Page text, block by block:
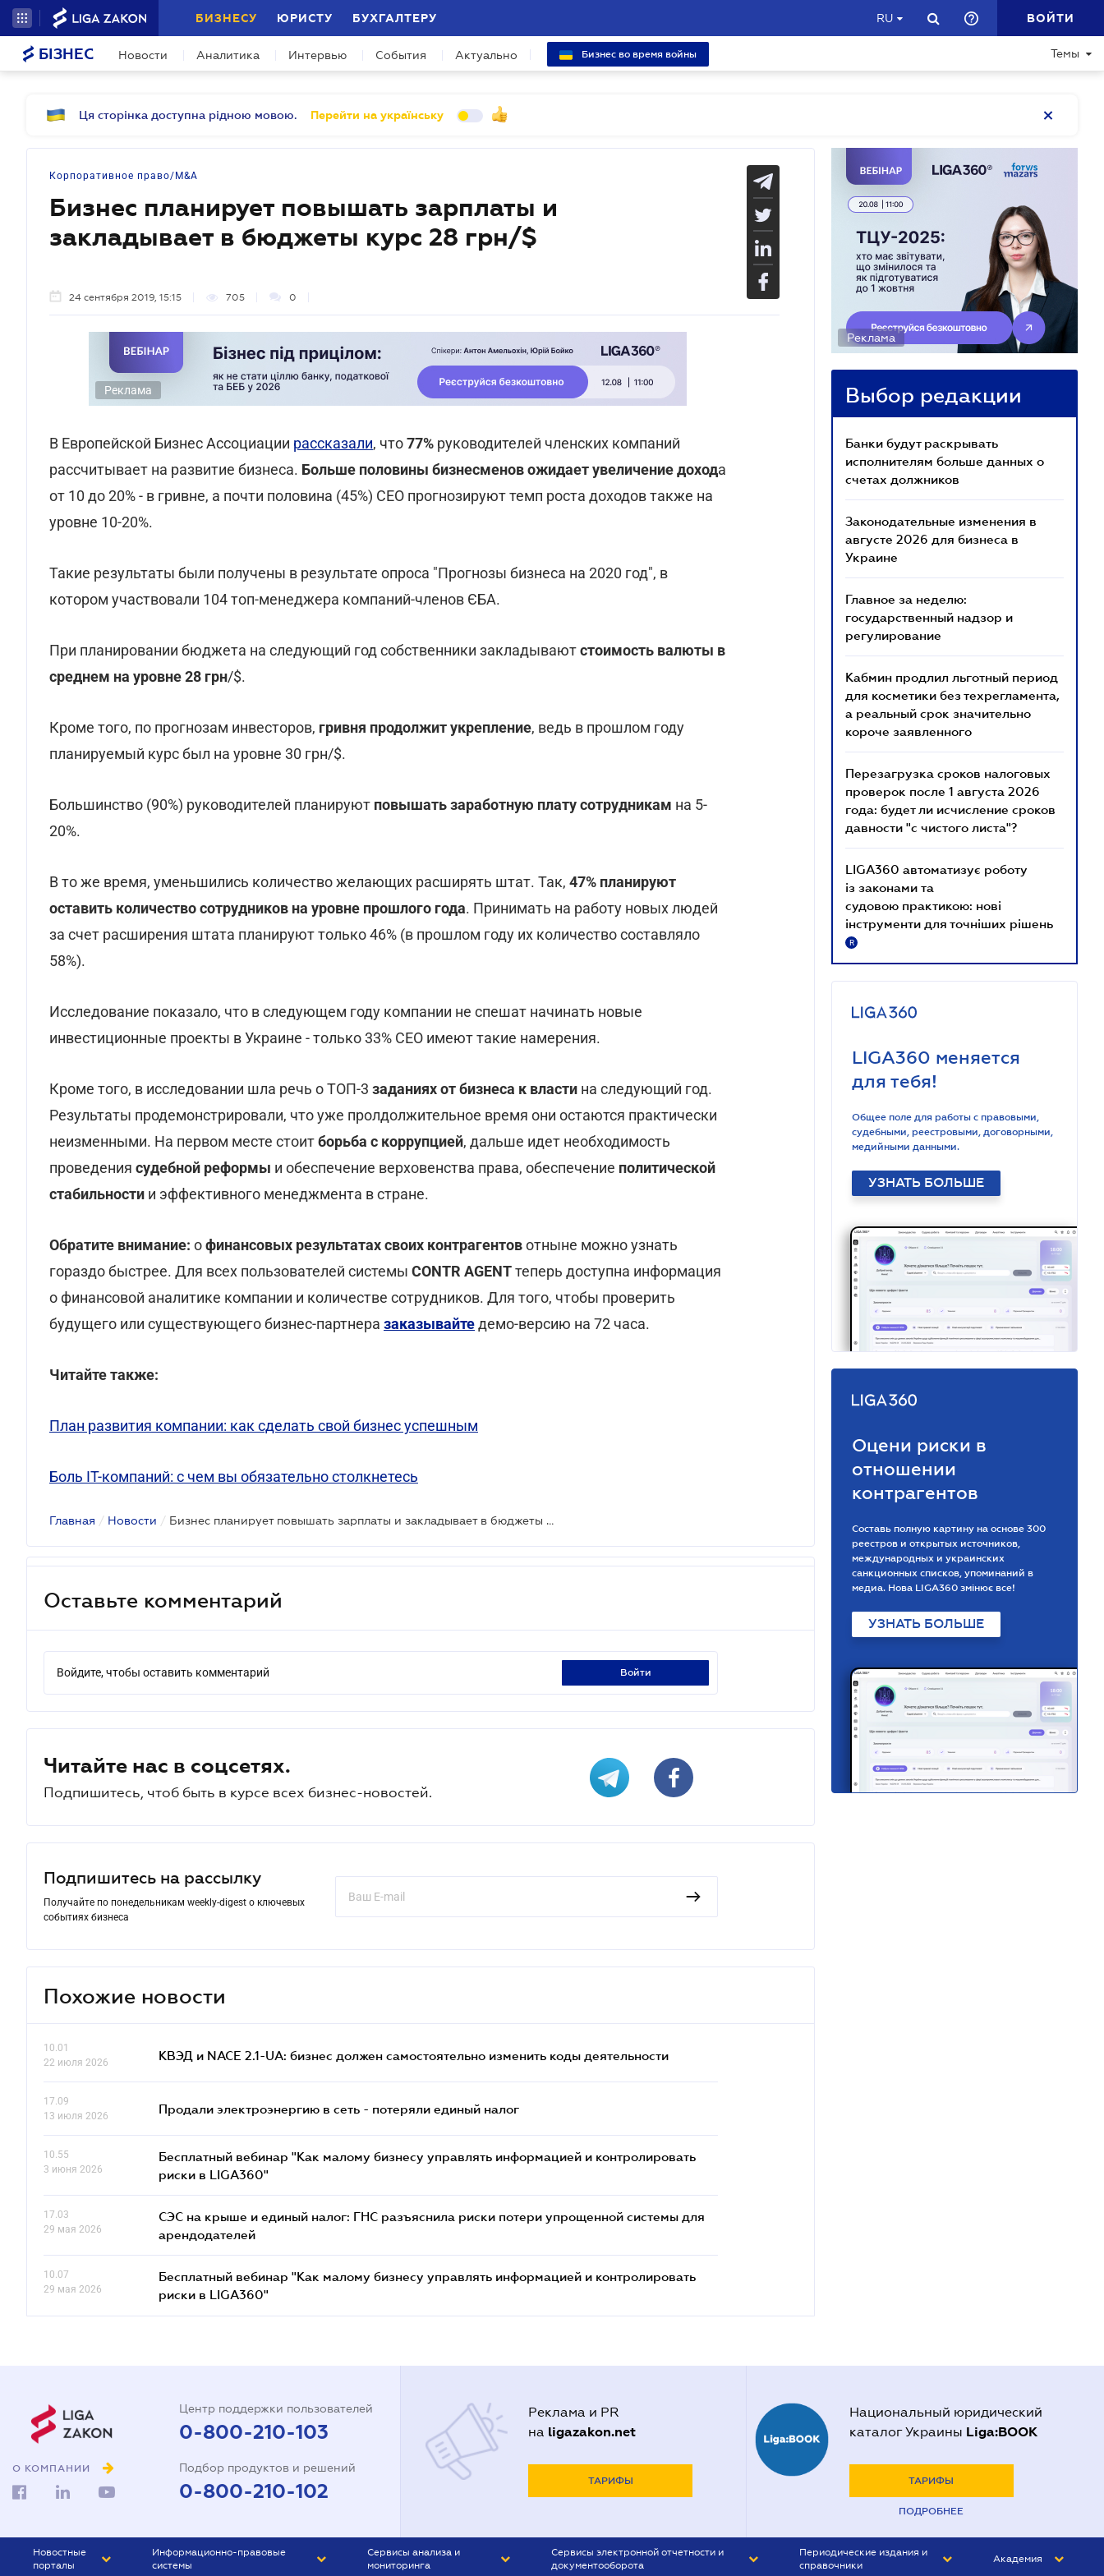
БИЗНЕСУ ЮРИСТУ БУХГАЛТЕРУ RU ВОЙТИ
БІЗНЕС Новости Аналитика Интервью События Актуально Бизнес во время войны Темы
Ця сторінка доступна рідною мовою. Перейти на українську
Корпоративное право/M&A
Бизнес планирует повышать зарплаты и
закладывает в бюджеты курс 28 грн/$
24 сентября 2019, 15:15 705 0
Реклама
В Европейской Бизнес Ассоциации рассказали, что77% руководителей членских компаний
рассчитывает на развитие бизнеса. Больше половины бизнесменов ожидает увеличение дохода
от 10 до 20% - в гривне, а почти половина (45%) СЕО прогнозируют темп роста доходов также на
уровне 10-20%.
Такие результаты были получены в результате опроса "Прогнозы бизнеса на 2020 год", в
котором участвовали 104 топ-менеджера компаний-членов ЄБА.
При планировании бюджета на следующий год собственники закладываютстоимость валюты в
среднем на уровне 28 грн/$.
Кроме того, по прогнозам инвесторов, гривня продолжит укрепление, ведь в прошлом году
планируемый курс был на уровне 30 грн/$.
Большинство (90%) руководителей планируют повышать заработную плату сотрудникам на 5-
20%.
В то же время, уменьшились количество желающих расширять штат. Так, 47% планируют
оставить количество сотрудников на уровне прошлого года. Принимать на работу новых людей
за счет расширения штата планируют только 46% (в прошлом году их количество составляло
58%).
Исследование показало, что в следующем году компании не спешат начинать новые
инвестиционные проекты в Украине - только 33% СЕО имеют такие намерения.
Кроме того, в исследовании шла речь о ТОП-3 заданиях от бизнеса к власти на следующий год.
Результаты продемонстрировали, что уже пролдолжительное время они остаются практически
неизменными. На первом месте стоитборьба с коррупцией, дальше идет необходимость
проведения судебной реформы и обеспечение верховенства права, обеспечение политической
стабильности и эффективного менеджмента в стране.
Обратите внимание: офинансовых результатах своих контрагентовотныне можно узнать
гораздо быстрее. Для всех пользователей системы CONTR AGENTтеперь доступна информация
о финансовой аналитике компании и количестве сотрудников. Для того, чтобы проверить
будущего или существующего бизнес-партнера заказывайтедемо-версию на 72 часа.
Читайте также:
План развития компании: как сделать свой бизнес успешным
Боль IT-компаний: с чем вы обязательно столкнетесь
Главная / Новости / Бизнес планирует повышать зарплаты и закладывает в бюджеты курс 28 грн/$
Оставьте комментарий
Войдите, чтобы оставить комментарий войти
Читайте нас в соцсетях.
Подпишитесь, чтоб быть в курсе всех бизнес-новостей.
Подпишитесь на рассылку
Получайте по понедельникам weekly-digest о ключевых
событиях бизнеса
Похожие новости
10.01
22 июля 2026
КВЭД и NACE 2.1-UA: бизнес должен самостоятельно изменить коды деятельности
17.09
13 июля 2026
Продали электроэнергию в сеть - потеряли единый налог
10.55
3 июня 2026
Бесплатный вебинар "Как малому бизнесу управлять информацией и контролировать
риски в LIGA360"
17.03
29 мая 2026
СЭС на крыше и единый налог: ГНС разъяснила риски потери упрощенной системы для
арендодателей
10.07
29 мая 2026
Бесплатный вебинар "Как малому бизнесу управлять информацией и контролировать
риски в LIGA360"
Реклама
Выбор редакции
Банки будут раскрывать
исполнителям больше данных о
счетах должников
Законодательные изменения в
августе 2026 для бизнеса в
Украине
Главное за неделю:
государственный надзор и
регулирование
Кабмин продлил льготный период
для косметики без техрегламента,
а реальный срок значительно
короче заявленного
Перезагрузка сроков налоговых
проверок после 1 августа 2026
года: будет ли исчисление сроков
давности "с чистого листа"?
LIGA360 автоматизує роботу
із законами та
судовою практикою: нові
інструменти для точніших рішень
R
LIGA360 меняется
для тебя!
Общее поле для работы с правовыми,
судебными, реестровыми, договорными,
медийными данными.
УЗНАТЬ БОЛЬШЕ
Оцени риски в
отношении
контрагентов
Составь полную картину на основе 300
реестров и открытых источников,
международных и украинских
санкционных списков, упоминаний в
медиа. Нова LIGA360 змінює все!
УЗНАТЬ БОЛЬШЕ
О КОМПАНИИ
Центр поддержки пользователей
0-800-210-103
Подбор продуктов и решений
0-800-210-102
Реклама и PR
на ligazakon.net
ТАРИФЫ
Национальный юридический
каталог Украины Liga:BOOK
ТАРИФЫ
ПОДРОБНЕЕ
Новостные
порталы
Информационно-правовые
системы
Сервисы анализа и
мониторинга
Сервисы электронной отчетности и
документооборота
Периодические издания и
справочники
Академия